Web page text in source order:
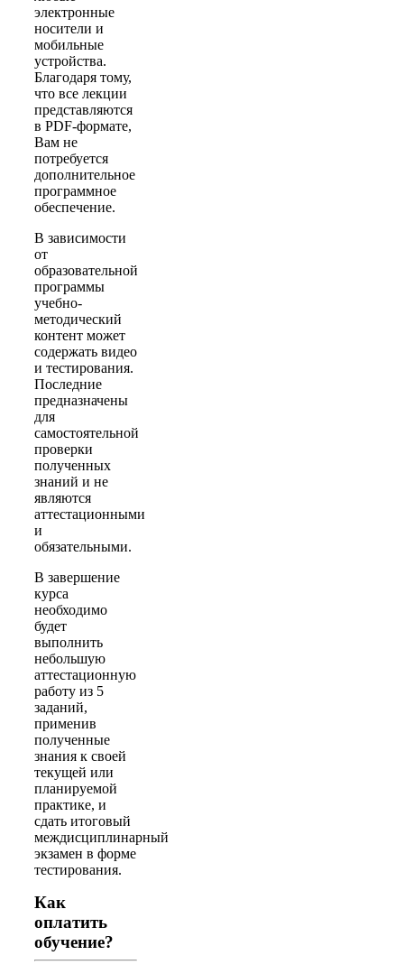
электронные
носители и
мобильные
устройства.
Благодаря тому,
что все лекции
представляются
в PDF-формате,
Вам не
потребуется
дополнительное
программное
обеспечение.
В зависимости
от
образовательной
программы
учебно-
методический
контент может
содержать видео
и тестирования.
Последние
предназначены
для
самостоятельной
проверки
полученных
знаний и не
являются
аттестационными
и
обязательными.
В завершение
курса
необходимо
будет
выполнить
небольшую
аттестационную
работу из 5
заданий,
применив
полученные
знания к своей
текущей или
планируемой
практике, и
сдать итоговый
междисциплинарный
экзамен в форме
тестирования.
Как
оплатить
обучение?